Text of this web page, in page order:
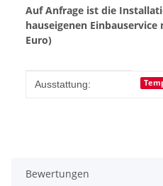
Auf Anfrage ist die
hauseigenen
Euro)
Produkteigenschaft
Wert
Ausstattung:
Bewertungen